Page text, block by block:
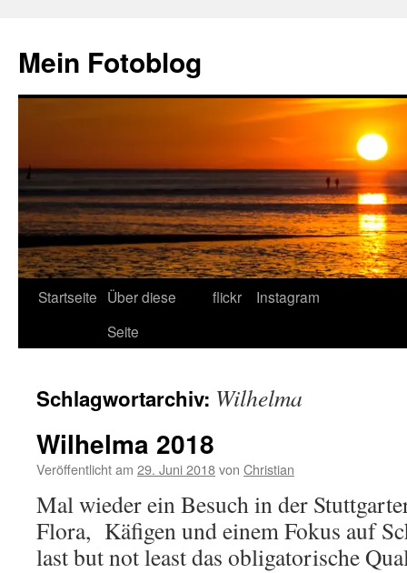
springen
Mein Fotoblog
Startseite Über diese
Seite
flickr Instagram
Schlagwortarchiv: Wilhelma
Wilhelma 2018
Veröffentlicht am 29. Juni 2018von Christian
Mal wieder ein Besuch in der
Flora, Käfigen und einem Fokus auf
last but not least das obligatorische